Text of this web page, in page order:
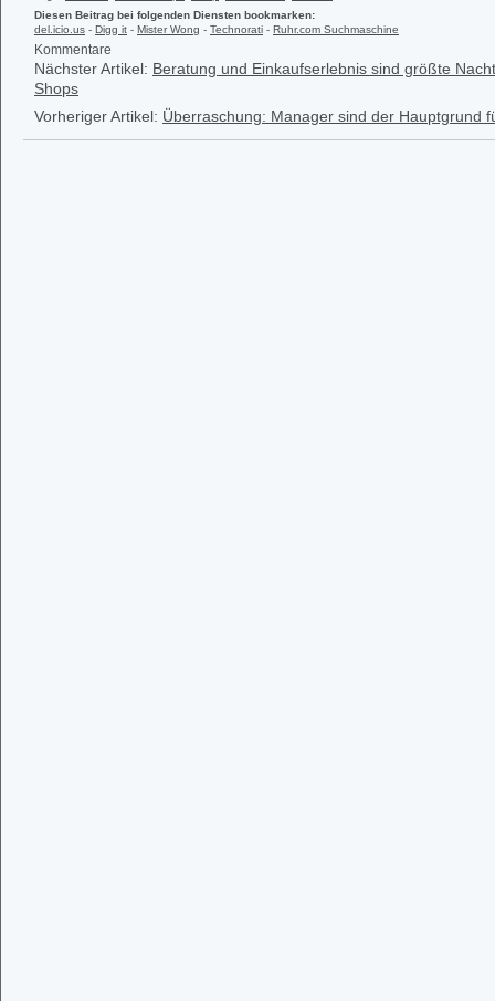
Diesen Beitrag bei folgenden Diensten bookmarken:
del.icio.us - Digg it - Mister Wong - Technorati - Ruhr.com Suchmaschine
Kommentare
Nächster Artikel: Beratung und Einkaufserlebnis sind größte
Shops
Vorheriger Artikel: Überraschung: Manager sind der Hauptgrund